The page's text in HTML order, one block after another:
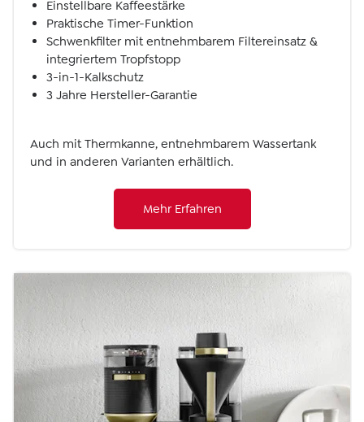
Einstellbare Kaffeestärke
Praktische Timer-Funktion
Schwenkfilter mit entnehmbarem Filtereinsatz &
integriertem Tropfstopp
3-in-1-Kalkschutz
3 Jahre Hersteller-Garantie
Auch mit Thermkanne, entnehmbarem Wassertank
und in anderen Varianten erhältlich.
Mehr Erfahren